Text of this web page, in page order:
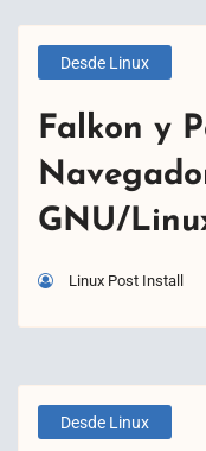
Desde Linux
Falkon y
GNU/
Linux Post Install
Desde Linux